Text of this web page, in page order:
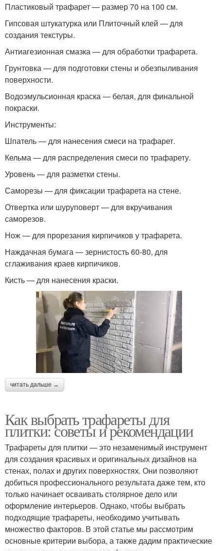
Пластиковый трафарет — размер 70 на 100 см.
Гипсовая штукатурка или Плиточный клей — для
создания текстуры.
Антиагезионная смазка — для обработки трафарета.
Грунтовка — для подготовки стены и обезпыливания
поверхности.
Водоэмульсионная краска — белая, для финальной
покраски.
Инструменты:
Шпатель — для нанесения смеси на трафарет.
Кельма — для распределения смеси по трафарету.
Уровень — для разметки стены.
Саморезы — для фиксации трафарета на стене.
Отвертка или шуруповерт — для вкручивания
саморезов.
Нож — для прорезания кирпичиков у трафарета.
Наждачная бумага — зернистость 60-80, для
сглаживания краев кирпичиков.
Кисть — для нанесения краски.
читать дальше →
Как выбрать трафареты для
плитки: советы и рекомендации
Трафареты для плитки — это незаменимый инструмент
для создания красивых и оригинальных дизайнов на
стенах, полах и других поверхностях. Они позволяют
добиться профессионального результата даже тем, кто
только начинает осваивать столярное дело или
оформление интерьеров. Однако, чтобы выбрать
подходящие трафареты, необходимо учитывать
множество факторов. В этой статье мы рассмотрим
основные критерии выбора, а также дадим практические